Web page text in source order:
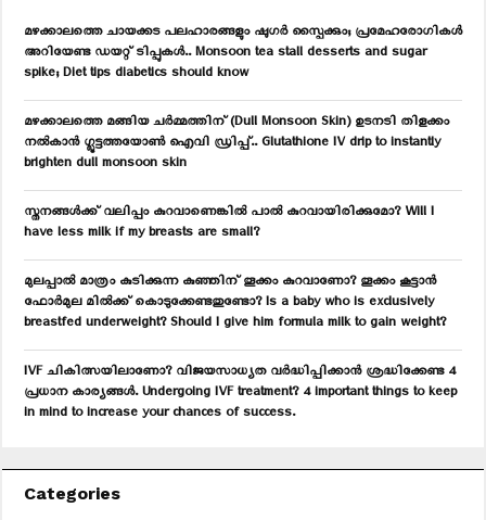
f
o
r
:
A
C
മഴക്കാലത്തെ ചായക്കട പലഹാരങ്ങളും ഷുഗർ സ്പൈക്കും; പ്രമേഹരോഗികൾ
അറിയേണ്ട ഡയറ്റ് ടിപ്പുകൾ.. Monsoon tea stall desserts and sugar
spike; Diet tips diabetics should know
മഴക്കാലത്തെ മങ്ങിയ ചർമ്മത്തിന് (Dull Monsoon Skin) ഉടനടി തിളക്കം
നൽകാൻ ഗ്ലൂട്ടത്തയോൺ ഐവി ഡ്രിപ്പ്.. Glutathione IV drip to instantly
brighten dull monsoon skin
സ്തനങ്ങൾക്ക് വലിപ്പം കുറവാണെങ്കിൽ പാൽ കുറവായിരിക്കുമോ? Will I
have less milk if my breasts are small?
മുലപ്പാൽ മാത്രം കുടിക്കുന്ന കുഞ്ഞിന് തൂക്കം കുറവാണോ? തൂക്കം കൂട്ടാൻ
ഫോർമുല മിൽക്ക് കൊടുക്കേണ്ടതുണ്ടോ? Is a baby who is exclusively
breastfed underweight? Should I give him formula milk to gain weight?
IVF ചികിത്സയിലാണോ? വിജയസാധ്യത വർദ്ധിപ്പിക്കാൻ ശ്രദ്ധിക്കേണ്ട 4
പ്രധാന കാര്യങ്ങൾ. Undergoing IVF treatment? 4 important things to keep
in mind to increase your chances of success.
Categories